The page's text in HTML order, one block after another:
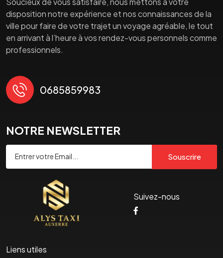
disposition notre expérience et nos connaissances de la
ville pour faire de votre trajet un voyage agréable, le tout
en arrivant à l’heure à vos rendez-vous personnels comme
professionnels.
0685859983
NOTRE NEWSLETTER
Souscrire
Suivez-nous
Liens utiles